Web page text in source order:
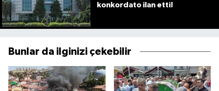
konkordato ilan etti!
Bunlar da ilginizi çekebilir